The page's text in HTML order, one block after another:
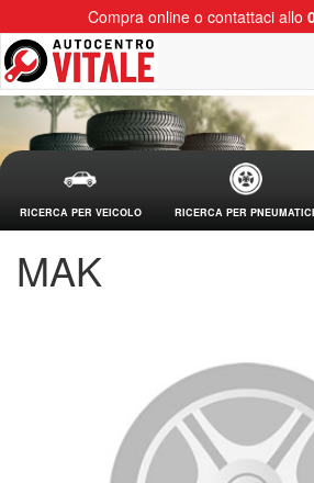
Compra online o contattaci allo
RICERCA PER VEICOLO RICERCA PER PNEUMATICI
MAK